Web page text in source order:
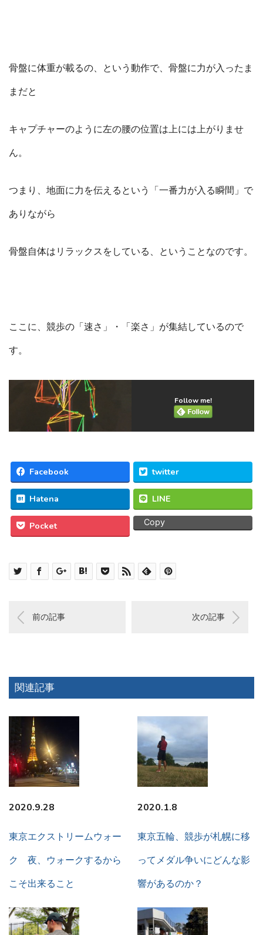
骨盤に体重が載るの、という動作で、骨盤に力が入ったま
まだと
キャプチャーのように左の腰の位置は上には上がりませ
ん。
つまり、地面に力を伝えるという「一番力が入る瞬間」で
ありながら
骨盤自体はリラックスをしている、ということなのです。
ここに、競歩の「速さ」・「楽さ」が集結しているので
す。
Follow me!
Facebook twitter
Hatena LINE
Pocket Copy
前の記事 次の記事
関連記事
2020.9.28
東京エクストリームウォー
ク 夜、ウォークするから
こそ出来ること
2020.1.8
東京五輪、競歩が札幌に移
ってメダル争いにどんな影
響があるのか？